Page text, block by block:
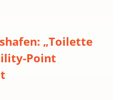
„Toilette
Point